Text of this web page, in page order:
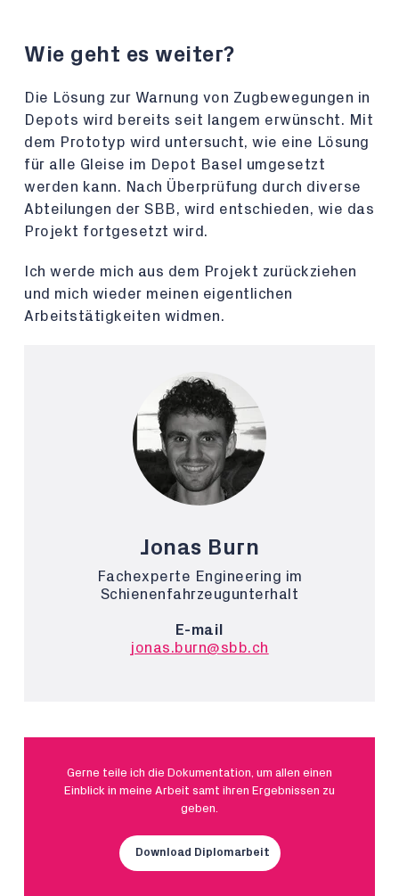
Wie geht es weiter?
Die Lösung zur Warnung von Zugbewegungen in
Depots wird bereits seit langem erwünscht. Mit
dem Prototyp wird untersucht, wie eine Lösung
für alle Gleise im Depot Basel umgesetzt
werden kann. Nach Überprüfung durch diverse
Abteilungen der SBB, wird entschieden, wie das
Projekt fortgesetzt wird.
Ich werde mich aus dem Projekt zurückziehen
und mich wieder meinen eigentlichen
Arbeitstätigkeiten widmen.
Jonas Burn
Fachexperte Engineering im
Schienenfahrzeugunterhalt
E-mail
jonas.burn@sbb.ch
Gerne teile ich die Dokumentation, um allen einen
Einblick in meine Arbeit samt ihren Ergebnissen zu
geben.
Download Diplomarbeit